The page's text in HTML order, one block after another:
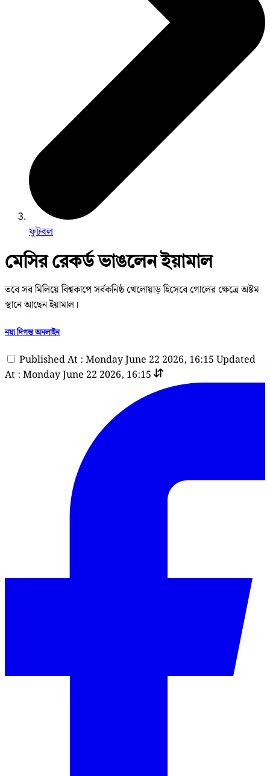
ফুটবল
মেসির রেকর্ড ভাঙলেন ইয়ামাল
তবে সব মিলিয়ে বিশ্বকাপে সর্বকনিষ্ঠ খেলোয়াড় হিসেবে গোলের ক্ষেত্রে অষ্টম
স্থানে আছেন ইয়ামাল।
নয়া দিগন্ত অনলাইন
Published At : Monday June 22 2026, 16:15 Updated
At : Monday June 22 2026, 16:15